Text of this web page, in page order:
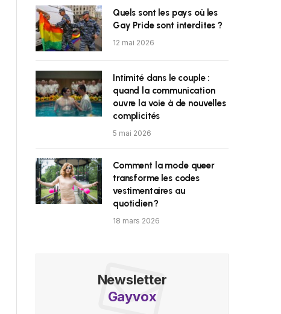
Quels sont les pays où les
Gay Pride sont interdites ?
12 mai 2026
Intimité dans le couple :
quand la communication
ouvre la voie à de nouvelles
complicités
5 mai 2026
Comment la mode queer
transforme les codes
vestimentaires au
quotidien ?
18 mars 2026
Newsletter
Gayvox